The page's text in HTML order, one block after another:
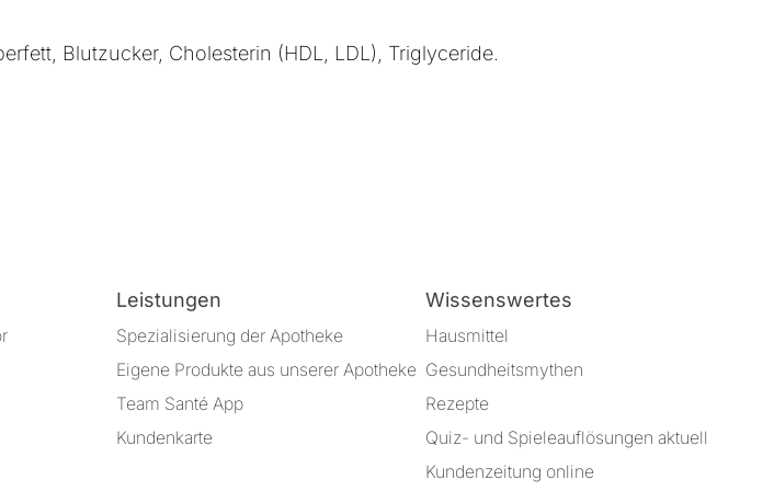
Blutzucker, Cholesterin (HDL, LDL), Triglyceride.
Leistungen
Spezialisierung der Apotheke
Eigene Produkte aus unserer Apotheke
Team Santé App
Kundenkarte
Wissenswertes
Hausmittel
Gesundheitsmythen
Rezepte
Quiz- und Spieleauflösungen aktuell
Kundenzeitung online